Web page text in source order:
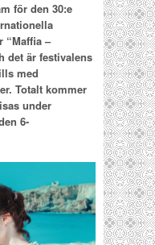
för den 30:e
“Maffia –
det är festivalens
med
Totalt kommer
under
6-